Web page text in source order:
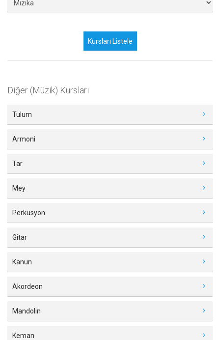
Diğer (Müzik) Kursları
Tulum
Armoni
Tar
Mey
Perküsyon
Gitar
Kanun
Akordeon
Mandolin
Keman